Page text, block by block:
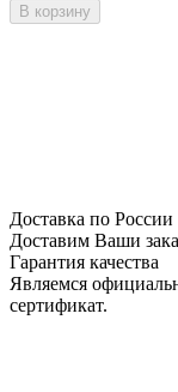
В корзину
Доставка по России
Доставим Ваши
Гарантия качества
Являемся
сертификат.